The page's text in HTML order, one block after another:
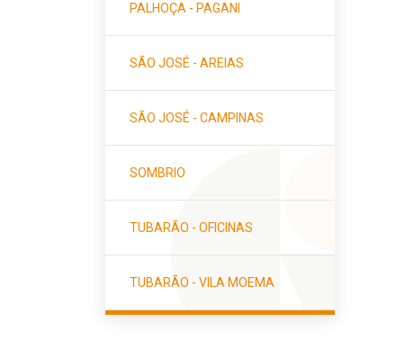
PALHOÇA - PAGANI
SÃO JOSÉ - AREIAS
SÃO JOSÉ - CAMPINAS
SOMBRIO
TUBARÃO - OFICINAS
TUBARÃO - VILA MOEMA